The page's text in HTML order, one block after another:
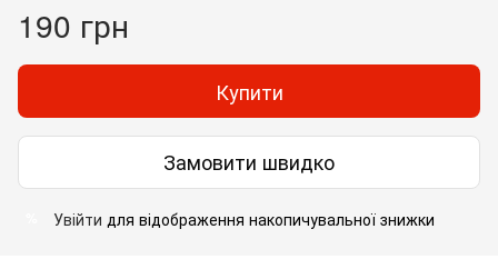
190 грн
Купити
Замовити швидко
Увійти для відображення накопичувальної знижки